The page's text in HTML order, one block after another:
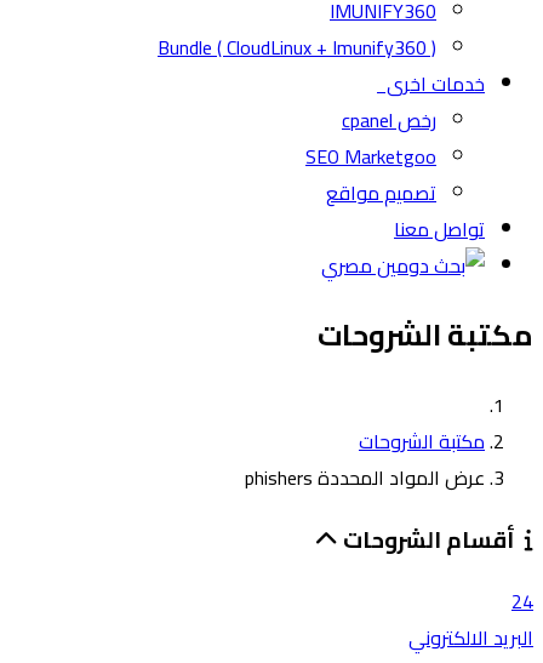
IMUNIFY360
( CloudLinux + Imunify360 ) Bundle
خدمات اخرى
رخص cpanel
SEO Marketgoo
تصميم مواقع
تواصل معنا
مكتبة الشروحات
مكتبة الشروحات
عرض المواد المحددة phishers
أقسام الشروحات
24
البريد الالكتروني